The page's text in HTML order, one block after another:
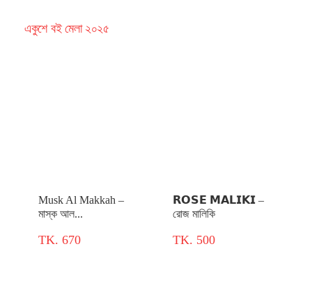
একুশে বই মেলা ২০২৫
Musk Al Makkah –
মাস্ক আল...
TK. 670
𝗥𝗢𝗦𝗘 𝗠𝗔𝗟𝗜𝗞𝗜 –
রোজ মালিকি
TK. 500